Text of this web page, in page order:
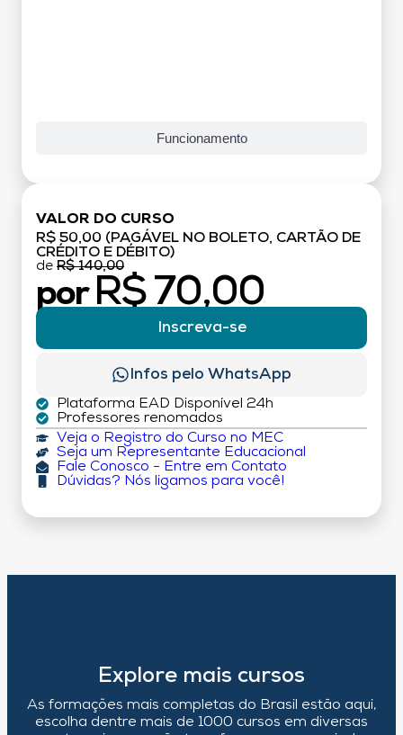
Funcionamento
VALOR DO CURSO
R$ 50,00 (PAGÁVEL NO BOLETO, CARTÃO DE
CRÉDITO E DÉBITO)
de R$ 140,00
por R$ 70,00
Inscreva-se
Infos pelo WhatsApp
Plataforma EAD Disponível 24h
Professores renomados
Veja o Registro do Curso no MEC
Seja um Representante Educacional
Fale Conosco - Entre em Contato
Dúvidas? Nós ligamos para você!
Explore mais cursos
As formações mais completas do Brasil estão aqui,
escolha dentre mais de 1000 cursos em diversas